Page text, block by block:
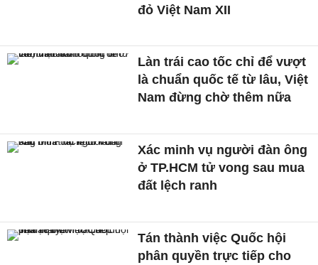
đỏ Việt Nam XII
Làn trái cao tốc chỉ để vượt
là chuẩn quốc tế từ lâu, Việt
Nam đừng chờ thêm nữa
Xác minh vụ người đàn ông
ở TP.HCM tử vong sau mua
đất lệch ranh
Tán thành việc Quốc hội
phân quyền trực tiếp cho